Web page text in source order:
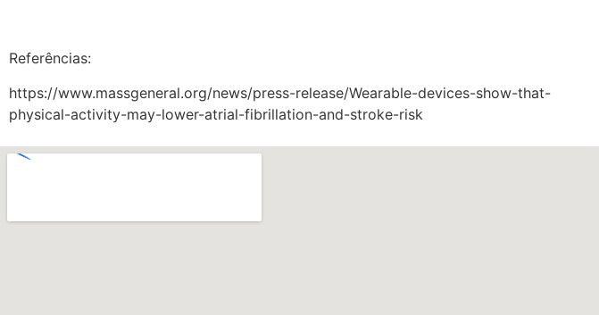
Referências:
https://www.massgeneral.org/news/press-release/Wearable-devices-show-that-
physical-activity-may-lower-atrial-fibrillation-and-stroke-risk